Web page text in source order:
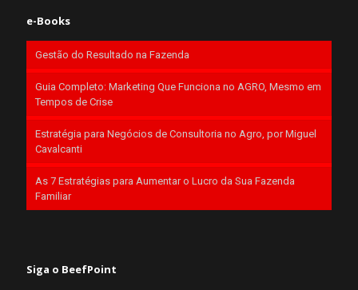
e-Books
Gestão do Resultado na Fazenda
Guia Completo: Marketing Que Funciona no AGRO, Mesmo em
Tempos de Crise
Estratégia para Negócios de Consultoria no Agro, por Miguel
Cavalcanti
As 7 Estratégias para Aumentar o Lucro da Sua Fazenda
Familiar
Siga o BeefPoint